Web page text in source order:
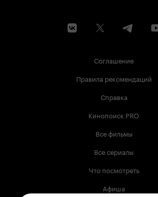
Соглашение
Правила рекомендаций
Справка
Кинопоиск PRO
Все фильмы
Все сериалы
Что посмотреть
Афиша